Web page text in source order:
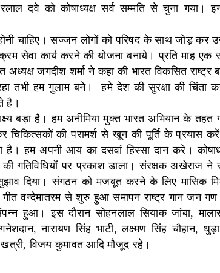
दवे को कोषाध्यक्ष सर्व सम्मति से चुना गया।
होनी चाहिए। सज्जन लोगों को परिषद के साथ जोड़ कर
सेवा कार्य करने की योजना बनाये। प्रति माह एक
जगदीश शर्मा ने कहा की भारत विकसित राष्ट्र
तभी हम गुलाम बने।
हमे देश की सुरक्षा की चिंता
है।
बड़ा है। हम अनीमिया मुक्त भारत अभियान के तहत
की परामर्श से खून की पूर्ति के प्रयास
हम अपनी आय का दसवां हिस्सा दान करे।
गतिविधियों पर प्रकाश डाला। संरक्षक अखेराज ने
दिया। संगठन को मजबूत करने के लिए मासिक
गीत वन्देमातरम से शुरु हुआ समापन राष्ट्र गान जन
इस दौरान सोहनलाल सियाक जांबा,
नारायण सिंह भाटी, लक्ष्मण सिंह चौहान,
विजय कुमावत आदि मौजूद रहे।